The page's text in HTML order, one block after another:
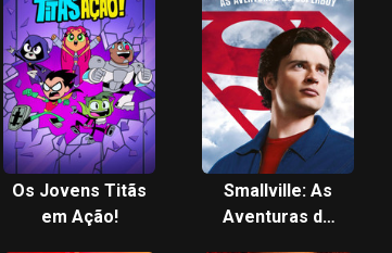
Os Jovens Titãs
em Ação!
Smallville: As
Aventuras do